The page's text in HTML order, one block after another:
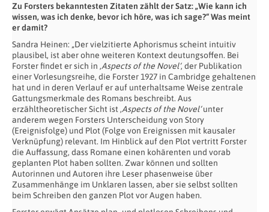
Zu Forsters bekanntesten Zitaten zählt der Satz: „Wie kann ich
wissen, was ich denke, bevor ich höre, was ich sage?“ Was meint
er damit?
Sandra Heinen: „Der vielzitierte Aphorismus scheint intuitiv
plausibel, ist aber ohne weiteren Kontext deutungsoffen. Bei
Forster findet er sich in ‚Aspects of the Novel‘, der Publikation
einer Vorlesungsreihe, die Forster 1927 in Cambridge gehaltenen
hat und in deren Verlauf er auf unterhaltsame Weise zentrale
Gattungsmerkmale des Romans beschreibt. Aus
erzähltheoretischer Sicht ist ‚Aspects of the Novel‘unter
anderem wegen Forsters Unterscheidung von Story
(Ereignisfolge) und Plot (Folge von Ereignissen mit kausaler
Verknüpfung) relevant. Im Hinblick auf den Plot vertritt Forster
die Auffassung, dass Romane einen kohärenten und vorab
geplanten Plot haben sollten. Zwar können und sollten
Autorinnen und Autoren ihre Leser phasenweise über
Zusammenhänge im Unklaren lassen, aber sie selbst sollten
beim Schreiben den ganzen Plot vor Augen haben.